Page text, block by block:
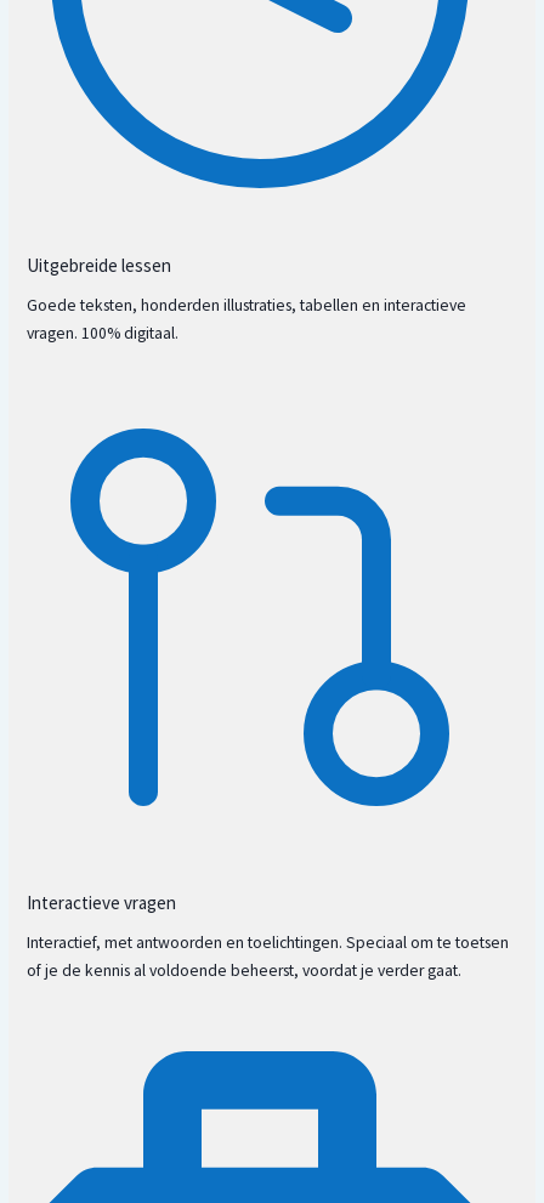
Uitgebreide lessen
Goede teksten, honderden illustraties, tabellen en interactieve
vragen. 100% digitaal.
Interactieve vragen
Interactief, met antwoorden en toelichtingen. Speciaal om te toetsen
of je de kennis al voldoende beheerst, voordat je verder gaat.